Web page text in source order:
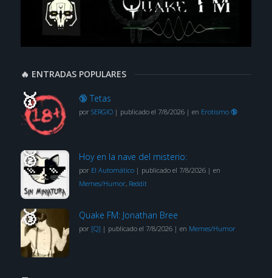
🔥 ENTRADAS POPULARES
🔞 Tetas
por SERGIO| publicado el 7/8/2026| en Erotismo 🔞
Hoy en la nave del misterio:
por El Automático| publicado el 7/8/2026| en
Memes/Humor, Reddit
Quake FM: Jonathan Bree
por [Q] | publicado el 7/8/2026| en Memes/Humor